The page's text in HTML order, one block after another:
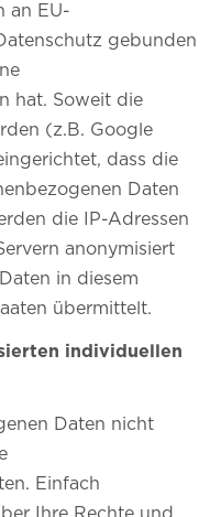
an EU-
gebunden
hat. Soweit die
(z.B. Google
dass die
Daten
die IP-Adressen
anonymisiert
in diesem
übermittelt.
individuellen
Daten nicht
Einfach